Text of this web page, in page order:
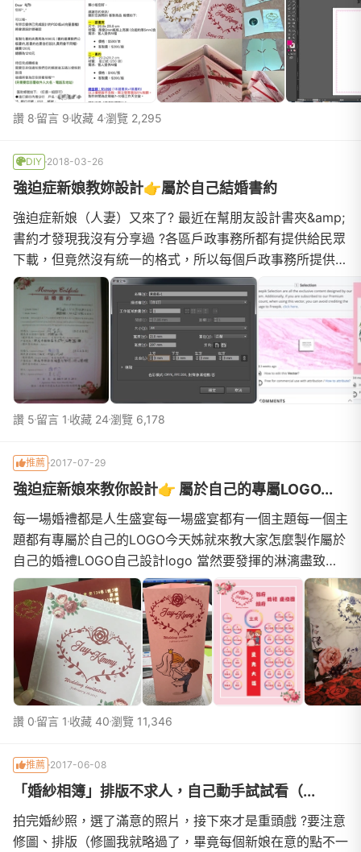
到那些報價，我白眼都翻到後腦，這價錢我都可以做來賣
了?（我沒有要攻擊廠商，如果不喜歡這篇，歡迎跳過）來
看看材質
讚 8 留言 9 收藏 4瀏覽 2,295
DIY 2018-03-26
強迫症新娘教妳設計👉屬於自己結婚書約
強迫症新娘（人妻）又來了? 最近在幫朋友設計書夾&amp;
書約才發現我沒有分享過 ?各區戶政事務所都有提供給民眾
下載，但竟然沒有統一的格式，所以每個戶政事務所提供的
版本都不太相同～網路上分享的書約極少有中英版本，所以
我選擇了此款內文，書約上我有偷吃步，你們有發現嗎？我
為了整體美觀將新郎?新娘?姓名、生日，中間身份證、住
址，最下面登記日我都先打上去了，其餘空白部分親自填寫
讚 5 留言 1 收藏 24瀏覽 6,178
推薦 2017-07-29
強迫症新娘來教你設計👉 屬於自己的專屬LOGO...
每一場婚禮都是人生盛宴每一場盛宴都有一個主題每一個主
題都有專屬於自己的LOGO今天姊就來教大家怎麼製作屬於
自己的婚禮LOGO自己設計logo 當然要發揮的淋漓盡致，
婚禮上就大放異彩～能出現的就不放過（有人跟我一樣是強
迫症新娘嗎 ? ）信封、喜帖三角桌卡餐廳座位圖婚禮背
板、舞台其實還有很多照片沒有PO上來～我怕大家覺得我
太瘋狂 ?其實很簡單，準備好下列步驟，做出屬於你的獨一
無二的LOGO步驟一：先下
讚 0 留言 1 收藏 40瀏覽 11,346
推薦 2017-06-08
「婚紗相簿」排版不求人，自己動手試試看（...
拍完婚紗照，選了滿意的照片，接下來才是重頭戲 ?要注意
修圖、排版（修圖我就略過了，畢竟每個新娘在意的點不一